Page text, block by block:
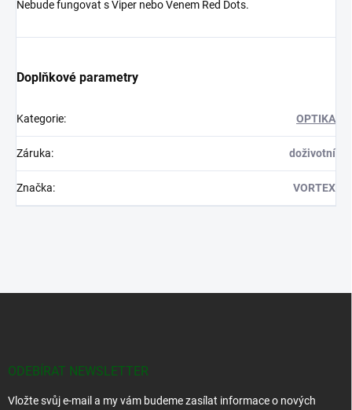
Nebude fungovat s Viper nebo Venem Red Dots.
Doplňkové parametry
Kategorie: OPTIKA
Záruka: doživotní
Značka: VORTEX
ODEBÍRAT NEWSLETTER
Vložte svůj e-mail a my vám budeme zasílat informace o nových